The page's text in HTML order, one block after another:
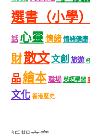
選書（小學）
話 心靈情緒情緒健康
財散文文創 旅遊
品繪本職場 英語學習
文化 香港歷史